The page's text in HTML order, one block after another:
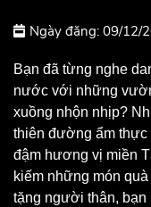
Ngày đăng: 09/12/
Bạn đã từng nghe
nước với những
xuồng nhộn nhịp?
thiên đường ẩm thực
đậm hương vị miền
kiếm những món
tặng người thân, bạn